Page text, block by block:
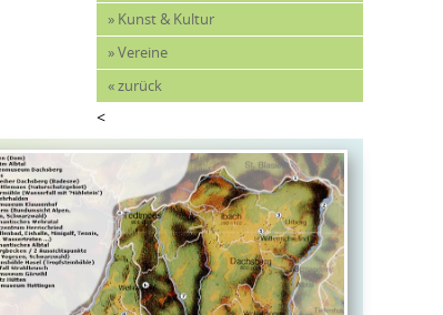
» Kunst & Kultur
» Vereine
« zurück
<